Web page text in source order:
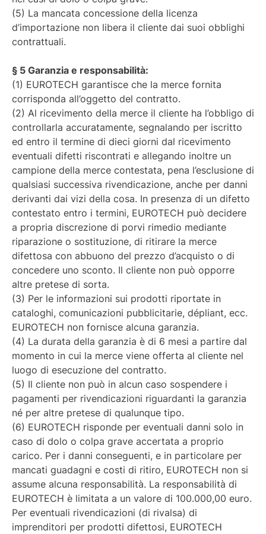
(5) La mancata concessione della licenza
d’importazione non libera il cliente dai suoi obblighi
contrattuali.
§ 5 Garanzia e responsabilità:
(1) EUROTECH garantisce che la merce fornita
corrisponda all’oggetto del contratto.
(2) Al ricevimento della merce il cliente ha l’obbligo di
controllarla accuratamente, segnalando per iscritto
ed entro il termine di dieci giorni dal ricevimento
eventuali difetti riscontrati e allegando inoltre un
campione della merce contestata, pena l’esclusione di
qualsiasi successiva rivendicazione, anche per danni
derivanti dai vizi della cosa. In presenza di un difetto
contestato entro i termini, EUROTECH può decidere
a propria discrezione di porvi rimedio mediante
riparazione o sostituzione, di ritirare la merce
difettosa con abbuono del prezzo d’acquisto o di
concedere uno sconto. Il cliente non può opporre
altre pretese di sorta.
(3) Per le informazioni sui prodotti riportate in
cataloghi, comunicazioni pubblicitarie, dépliant, ecc.
EUROTECH non fornisce alcuna garanzia.
(4) La durata della garanzia è di 6 mesi a partire dal
momento in cui la merce viene offerta al cliente nel
luogo di esecuzione del contratto.
(5) Il cliente non può in alcun caso sospendere i
pagamenti per rivendicazioni riguardanti la garanzia
né per altre pretese di qualunque tipo.
(6) EUROTECH risponde per eventuali danni solo in
caso di dolo o colpa grave accertata a proprio
carico. Per i danni conseguenti, e in particolare per
mancati guadagni e costi di ritiro, EUROTECH non si
assume alcuna responsabilità. La responsabilità di
EUROTECH è limitata a un valore di 100.000,00 euro.
Per eventuali rivendicazioni (di rivalsa) di
imprenditori per prodotti difettosi, EUROTECH